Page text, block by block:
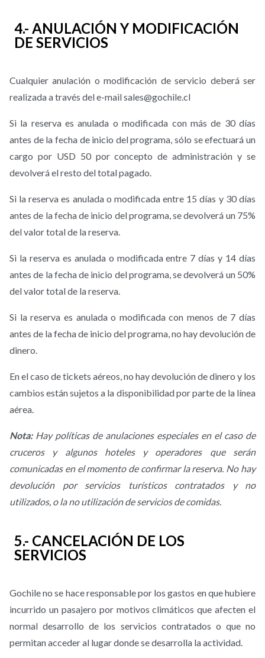
4.- ANULACIÓN Y MODIFICACIÓN
DE SERVICIOS
Cualquier anulación o modificación de servicio deberá ser
realizada a través del e-mail sales@gochile.cl
Si la reserva es anulada o modificada con más de 30 días
antes de la fecha de inicio del programa, sólo se efectuará un
cargo por USD 50 por concepto de administración y se
devolverá el resto del total pagado.
Si la reserva es anulada o modificada entre 15 días y 30 días
antes de la fecha de inicio del programa, se devolverá un 75%
del valor total de la reserva.
Si la reserva es anulada o modificada entre 7 días y 14 días
antes de la fecha de inicio del programa, se devolverá un 50%
del valor total de la reserva.
Si la reserva es anulada o modificada con menos de 7 días
antes de la fecha de inicio del programa, no hay devolución de
dinero.
En el caso de tickets aéreos, no hay devolución de dinero y los
cambios están sujetos a la disponibilidad por parte de la línea
aérea.
Nota:Hay políticas de anulaciones especiales en el caso de
cruceros y algunos hoteles y operadores que serán
comunicadas en el momento de confirmar la reserva. No hay
devolución por servicios turísticos contratados y no
utilizados, o la no utilización de servicios de comidas.
5.- CANCELACIÓN DE LOS
SERVICIOS
Gochile no se hace responsable por los gastos en que hubiere
incurrido un pasajero por motivos climáticos que afecten el
normal desarrollo de los servicios contratados o que no
permitan acceder al lugar donde se desarrolla la actividad.